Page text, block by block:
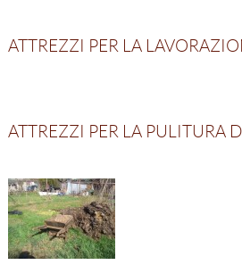
ATTREZZI PER LA
ATTREZZI PER LA PULITURA